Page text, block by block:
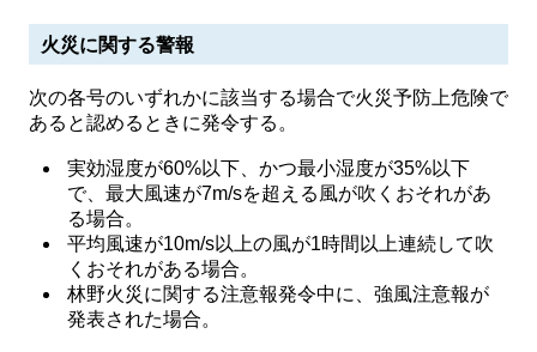
火災に関する警報
次の各号のいずれかに該当する場合で火災予防上危険で
あると認めるときに発令する。
実効湿度が60%以下、かつ最小湿度が35%以下
で、最大風速が7m/sを超える風が吹くおそれがあ
る場合。
平均風速が10m/s以上の風が1時間以上連続して吹
くおそれがある場合。
林野火災に関する注意報発令中に、強風注意報が
発表された場合。